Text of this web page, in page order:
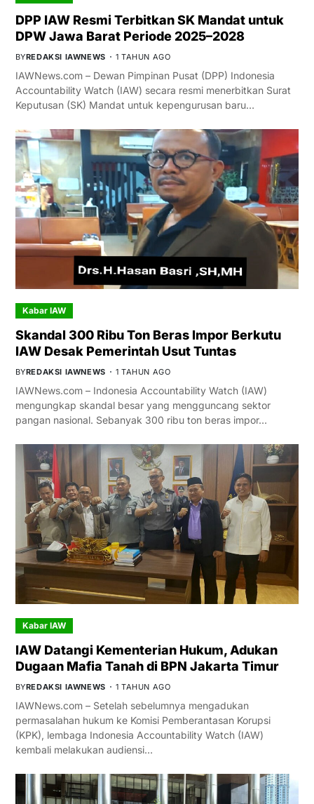
DPP IAW Resmi Terbitkan SK Mandat untuk
DPW Jawa Barat Periode 2025–2028
BYREDAKSI IAWNEWS 1 TAHUN AGO
IAWNews.com – Dewan Pimpinan Pusat (DPP) Indonesia
Accountability Watch (IAW) secara resmi menerbitkan Surat
Keputusan (SK) Mandat untuk kepengurusan baru…
Kabar IAW
Skandal 300 Ribu Ton Beras Impor Berkutu
IAW Desak Pemerintah Usut Tuntas
BYREDAKSI IAWNEWS 1 TAHUN AGO
IAWNews.com – Indonesia Accountability Watch (IAW)
mengungkap skandal besar yang mengguncang sektor
pangan nasional. Sebanyak 300 ribu ton beras impor…
Kabar IAW
IAW Datangi Kementerian Hukum, Adukan
Dugaan Mafia Tanah di BPN Jakarta Timur
BYREDAKSI IAWNEWS 1 TAHUN AGO
IAWNews.com – Setelah sebelumnya mengadukan
permasalahan hukum ke Komisi Pemberantasan Korupsi
(KPK), lembaga Indonesia Accountability Watch (IAW)
kembali melakukan audiensi…